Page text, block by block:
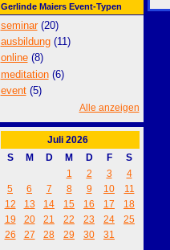
Gerlinde Maiers Event-Typen
seminar(20)
ausbildung(11)
online(8)
meditation(6)
event(5)
Alle anzeigen
Juli 2026
S
M D M D F
S
1
2 3
4
5
6 7 8 9 10
11
12
13 14 15 16 17
18
19
20 21 22 23 24
25
26
27 28 29 30 31